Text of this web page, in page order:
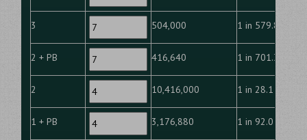
3 504,000 1 in 579.8
2 + PB 416,640 1 in 701.3
2 10,416,000 1 in 28.1
1 + PB 3,176,880 1 in 92.0